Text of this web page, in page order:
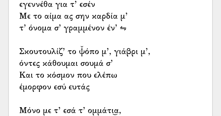
εγεννέθα για τ’ εσέν
Με το αίμα ας σην καρδία μ’
τ’ όνομα σ’ γραμμένον έν’ ⇋
Σκουτουλίζ’ το ψ̌όπο μ’, γιάβρι μ’,
όντες κάθουμαι σουμά σ’
Και το κόσμον που ελέπω
έμορφον εσύ ευτάς
Μόνο με τ’ εσά τ’ ομμάτι͜α,